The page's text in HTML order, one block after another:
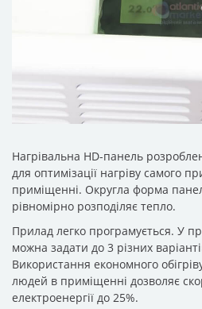
Нагрівальна HD-панель
для оптимізації нагріву самого
приміщенні. Округла форма
рівномірно розподіляє тепло.
Прилад легко програмується. У
можна задати до 3 різних
Використання економного
людей в приміщенні дозволяє
електроенергії до 25%.